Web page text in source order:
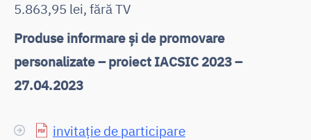
5.863,95 lei, fără TV
Produse informare și de promovare
personalizate – proiect IACSIC 2023 –
27.04.2023
invitație de participare